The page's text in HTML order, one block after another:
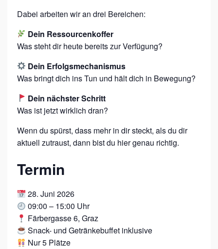
Dabei arbeiten wir an drei Bereichen:
Dein Ressourcenkoffer
Was steht dir heute bereits zur Verfügung?
Dein Erfolgsmechanismus
Was bringt dich ins Tun und hält dich in Bewegung?
Dein nächster Schritt
Was ist jetzt wirklich dran?
Wenn du spürst, dass mehr in dir steckt, als du dir
aktuell zutraust, dann bist du hier genau richtig.
Termin
28. Juni 2026
09:00 – 15:00 Uhr
Färbergasse 6, Graz
Snack- und Getränkebuffet inklusive
Nur 5 Plätze